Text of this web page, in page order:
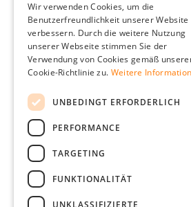
Wir verwenden Cookies, um die
Benutzerfreundlichkeit unserer Website
verbessern. Durch die weitere Nutzung
unserer Webseite stimmen Sie der
Verwendung von Cookies gemäß
Cookie-Richtlinie zu. Weitere
UNBEDINGT ERFORDERLICH
PERFORMANCE
TARGETING
FUNKTIONALITÄT
UNKLASSIFIZIERTE